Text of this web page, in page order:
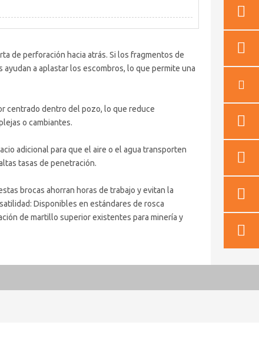
de perforación hacia atrás. Si los fragmentos de
a aplastar los escombros, lo que permite una
centrado dentro del pozo, lo que reduce
o cambiantes.
adicional para que el aire o el agua transporten
tasas de penetración.
brocas ahorran horas de trabajo y evitan la
Disponibles en estándares de rosca
de martillo superior existentes para minería y